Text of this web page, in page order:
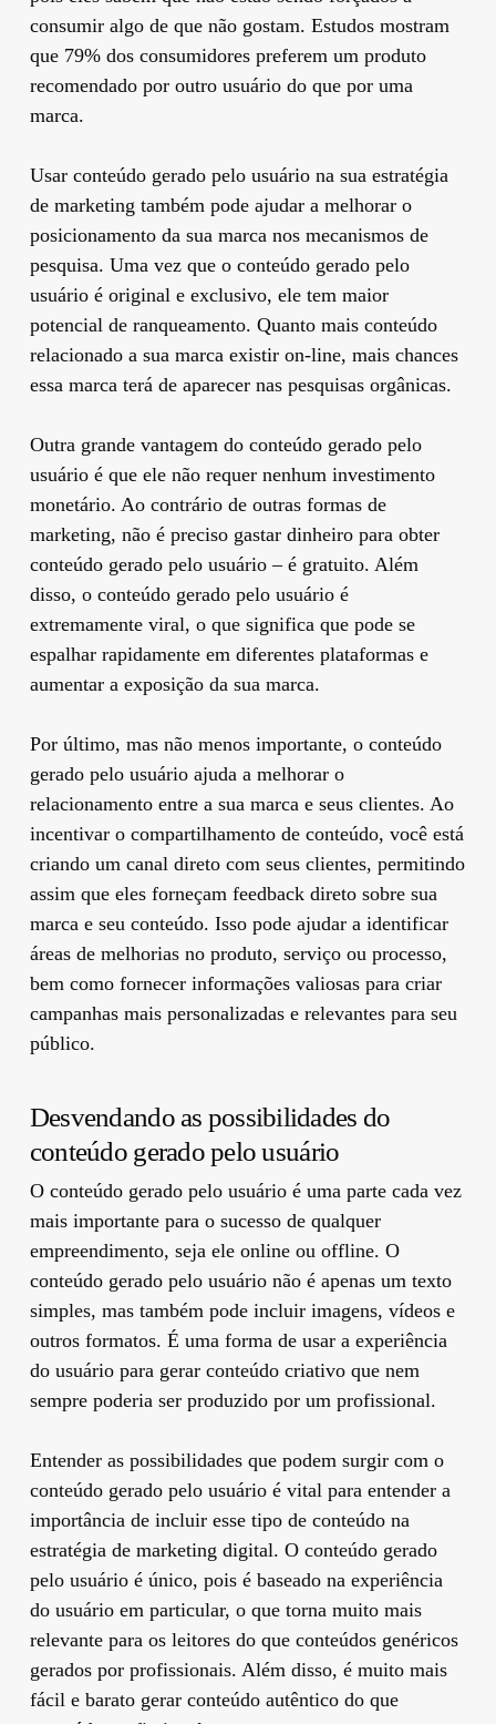
consumir algo de que não gostam. Estudos mostram
que 79% dos consumidores preferem um produto
recomendado por outro usuário do que por uma
marca.
Usar conteúdo gerado pelo usuário na sua estratégia
de marketing também pode ajudar a melhorar o
posicionamento da sua marca nos mecanismos de
pesquisa. Uma vez que o conteúdo gerado pelo
usuário é original e exclusivo, ele tem maior
potencial de ranqueamento. Quanto mais conteúdo
relacionado a sua marca existir on-line, mais chances
essa marca terá de aparecer nas pesquisas orgânicas.
Outra grande vantagem do conteúdo gerado pelo
usuário é que ele não requer nenhum investimento
monetário. Ao contrário de outras formas de
marketing, não é preciso gastar dinheiro para obter
conteúdo gerado pelo usuário – é gratuito. Além
disso, o conteúdo gerado pelo usuário é
extremamente viral, o que significa que pode se
espalhar rapidamente em diferentes plataformas e
aumentar a exposição da sua marca.
Por último, mas não menos importante, o conteúdo
gerado pelo usuário ajuda a melhorar o
relacionamento entre a sua marca e seus clientes. Ao
incentivar o compartilhamento de conteúdo, você está
criando um canal direto com seus clientes, permitindo
assim que eles forneçam feedback direto sobre sua
marca e seu conteúdo. Isso pode ajudar a identificar
áreas de melhorias no produto, serviço ou processo,
bem como fornecer informações valiosas para criar
campanhas mais personalizadas e relevantes para seu
público.
Desvendando as possibilidades do
conteúdo gerado pelo usuário
O conteúdo gerado pelo usuário é uma parte cada vez
mais importante para o sucesso de qualquer
empreendimento, seja ele online ou offline. O
conteúdo gerado pelo usuário não é apenas um texto
simples, mas também pode incluir imagens, vídeos e
outros formatos. É uma forma de usar a experiência
do usuário para gerar conteúdo criativo que nem
sempre poderia ser produzido por um profissional.
Entender as possibilidades que podem surgir com o
conteúdo gerado pelo usuário é vital para entender a
importância de incluir esse tipo de conteúdo na
estratégia de marketing digital. O conteúdo gerado
pelo usuário é único, pois é baseado na experiência
do usuário em particular, o que torna muito mais
relevante para os leitores do que conteúdos genéricos
gerados por profissionais. Além disso, é muito mais
fácil e barato gerar conteúdo autêntico do que